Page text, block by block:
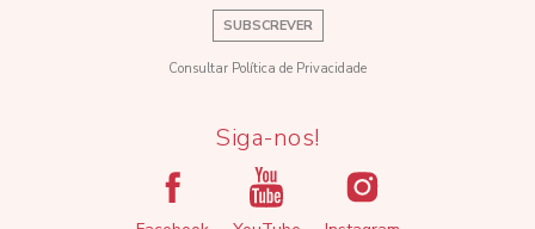
SUBSCREVER
Consultar Política de Privacidade
Siga-nos!